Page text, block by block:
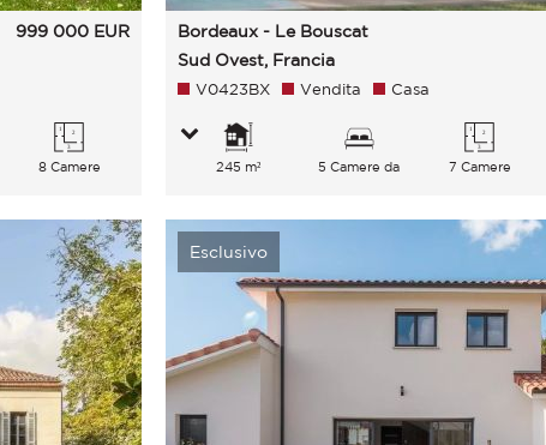
999 000 EUR
8 Camere
Bordeaux - Le Bouscat
Sud Ovest, Francia
V0423BX Vendita Casa
245 m²
5 Camere da
7 Camere
Esclusivo